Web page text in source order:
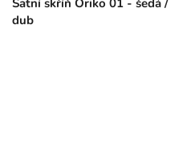
dub